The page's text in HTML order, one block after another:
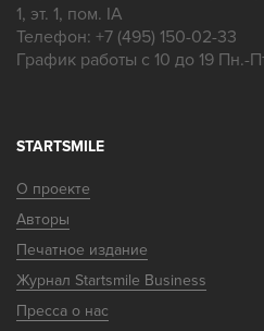
1, эт. 1, пом. IA
Телефон: +7 (495) 150-02-33
График работы с 10 до 19 Пн.-
STARTSMILE
О проекте
Авторы
Печатное издание
Журнал Startsmile Business
Пресса о нас